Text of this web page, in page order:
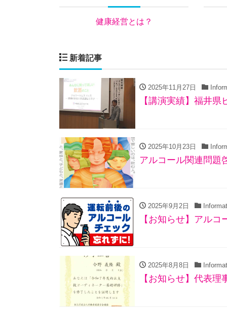
健康経営とは？
新着記事
2025年11月27日
【講演実績】福井
2025年10月23日
アルコール関連問題
2025年9月2日
【お知らせ】アル
2025年8月8日
【お知らせ】代表